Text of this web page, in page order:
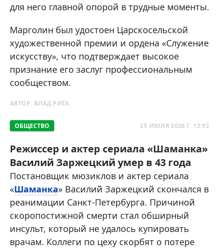
для него главной опорой в трудные моменты.
Марголин был удостоен Царскосельской
художественной премии и ордена «Служение
искусству», что подтверждает высокое
признание его заслуг профессиональным
сообществом.
АВТОР: ВЛАД РИГА
ОБЩЕСТВО 25 ИЮЛЯ 2026 Г. 12:02
Режиссер и актер сериала «Шаманка»
Василий Заржецкий умер в 43 года
Постановщик мюзиклов и актер сериала
«Шаманка» Василий Заржецкий скончался в
реанимации Санкт-Петербурга. Причиной
скоропостижной смерти стал обширный
инсульт, который не удалось купировать
врачам. Коллеги по цеху скорбят о потере